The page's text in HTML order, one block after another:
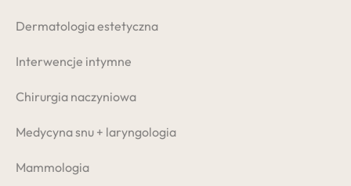
Dermatologia estetyczna
Interwencje intymne
Chirurgia naczyniowa
Medycyna snu + laryngologia
Mammologia